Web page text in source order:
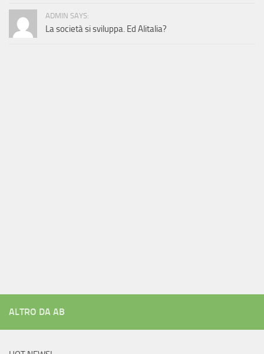
ADMIN SAYS:
La società si sviluppa. Ed Alitalia?
ALTRO DA AB